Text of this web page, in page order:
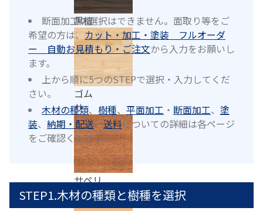
黒檀
ゴム
サ
サペリ
断面加工の選択はできません。面取り等をご
希望の方は、 カット・加工・塗装 フルオーダ
ー 自動お見積もり・ご注文から入力をお願いし
ます。
上から順に5つのSTEPで選択・入力してくだ
さい。
木材の種類、 樹種、 平面加工 ・ 断面加工、 塗
装、 納期・配送、送料についての詳細は各ページ
をご確認ください。
STEP1.木材の種類と樹種を選択